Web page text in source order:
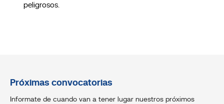
peligrosos.
Próximas convocatorias
Informate de cuando van a tener lugar nuestros próximos